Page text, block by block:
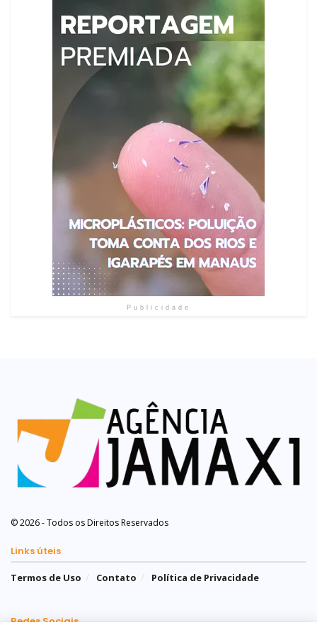
Publicidade
© 2026 - Todos os Direitos Reservados
Links úteis
Termos de Uso Contato Política de Privacidade
Redes Sociais